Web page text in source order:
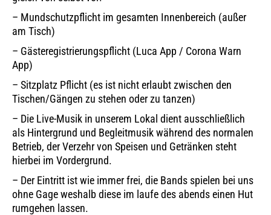
– Mundschutzpflicht im gesamten Innenbereich (außer
am Tisch)
– Gästeregistrierungspflicht (Luca App / Corona Warn
App)
– Sitzplatz Pflicht (es ist nicht erlaubt zwischen den
Tischen/Gängen zu stehen oder zu tanzen)
– Die Live-Musik in unserem Lokal dient ausschließlich
als Hintergrund und Begleitmusik während des normalen
Betrieb, der Verzehr von Speisen und Getränken steht
hierbei im Vordergrund.
– Der Eintritt ist wie immer frei, die Bands spielen bei uns
ohne Gage weshalb diese im laufe des abends einen Hut
rumgehen lassen.